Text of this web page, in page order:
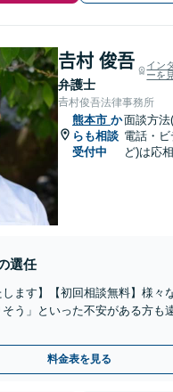
𠮷村 俊吾
弁護士
イン
ーを
𠮷村俊吾法律事務所
熊本市 か
らも相談
受付中
面談方法
電話・ビ
ど)は応
選任
します】【初回相談無料】様々
う」といった不安がある方も
料金表を見る